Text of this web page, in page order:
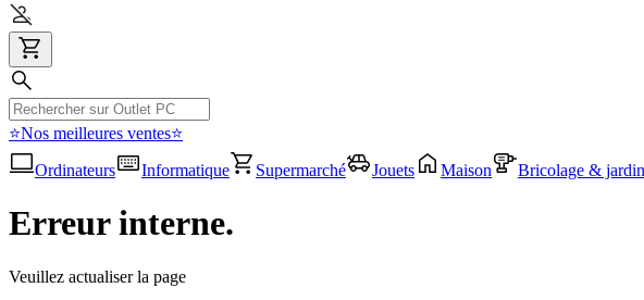
⭐Nos meilleures ventes⭐
Ordinateurs
Informatique Supermarché Jouets Maison Bricolage & jardin
Erreur interne.
Veuillez actualiser la page